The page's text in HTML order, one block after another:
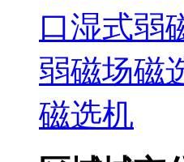
口湿式弱
弱磁场磁
磁选机